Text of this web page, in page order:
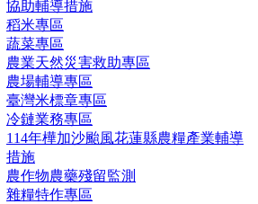
協助輔導措施
稻米專區
蔬菜專區
農業天然災害救助專區
農場輔導專區
臺灣米標章專區
冷鏈業務專區
114年樺加沙颱風花蓮縣農糧產業輔導
措施
農作物農藥殘留監測
雜糧特作專區